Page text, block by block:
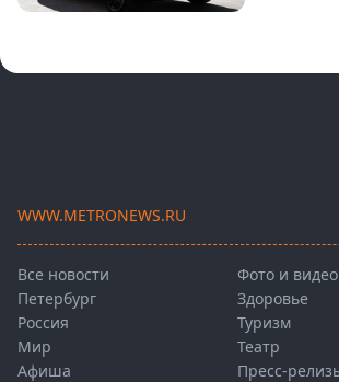
WWW.METRONEWS.RU
Все новости
Петербург
Россия
Мир
Афиша
Фото и видео
Здоровье
Туризм
Театр
Пресс-